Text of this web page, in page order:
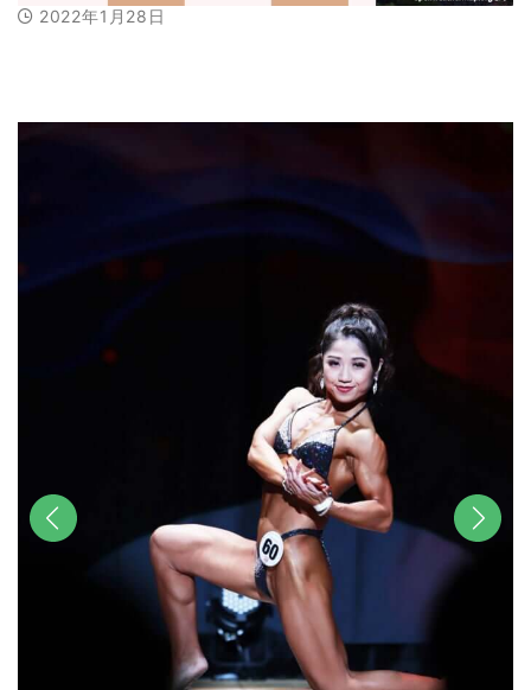
t
2022年1月28日